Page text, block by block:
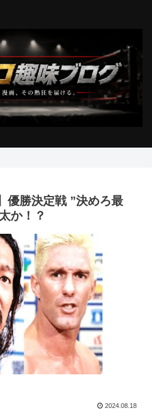
優勝決定戦 ”決めろ最
か！？
2024.08.18